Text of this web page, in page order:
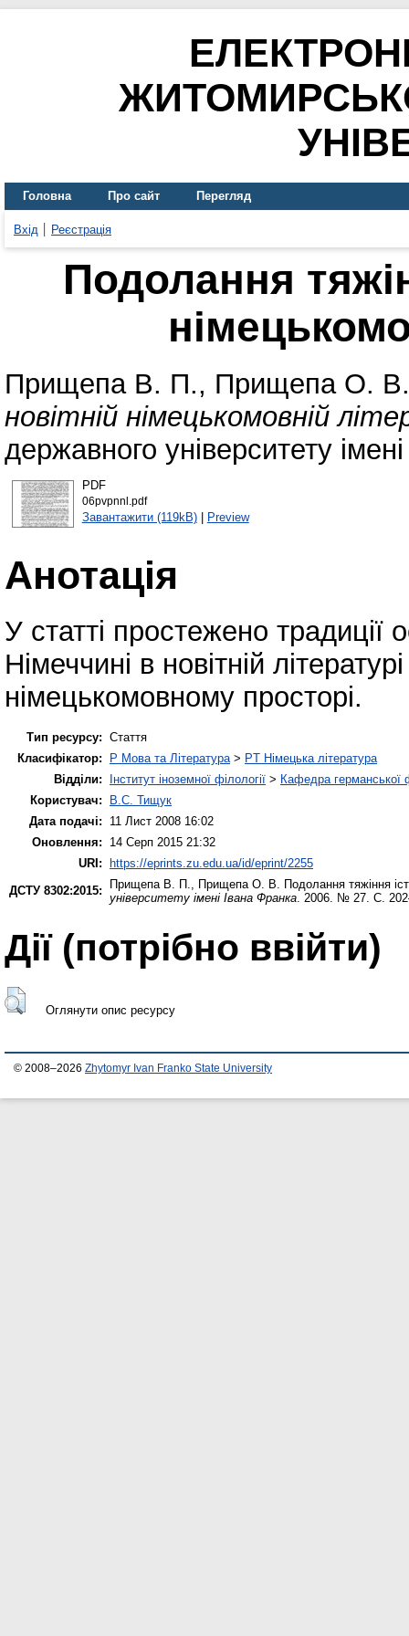
Головна Про сайт Перегляд
Вхід Реєстрація
Подолання
Прищепа В. П., Прищепа О. В.
новітній німецькомовній
державного університету
PDF
06pvpnnl.pdf
Завантажити (119kB)| Preview
Анотація
У статті простежено традиції
Німеччині в новітній
німецькомовному просторі.
Тип ресурсу: Стаття
Класифікатор:
P Мова та Література > PT Німецька література
Відділи:
Інститут іноземної філології > Кафедра германської
Користувач:
В.С. Тищук
Дата подачі:
11 Лист 2008 16:02
Оновлення:
14 Серп 2015 21:32
URI: https://eprints.zu.edu.ua/id/eprint/2255
ДСТУ 8302:2015:
Прищепа В. П. Прищепа О. В.
Подолання тяжіння
університету імені Івана Франка . 2006. № 27. С.
Дії ​​(потрібно ввійти)
Оглянути опис ресурсу
© 2008–2026 Zhytomyr Ivan Franko State University